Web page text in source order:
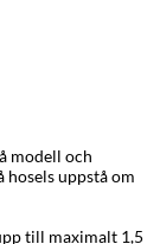
modell och
hosels uppstå om
till maximalt 1,5